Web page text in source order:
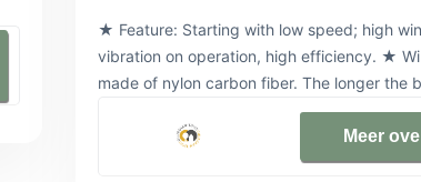
★ Feature: Starting with low speed; high
vibration on operation, high efficiency. ★
made of nylon carbon fiber. The longer the
energy they generate and the more power
waterproof, corrosion resistant,
permanent magnet synchronous motor.
Meer